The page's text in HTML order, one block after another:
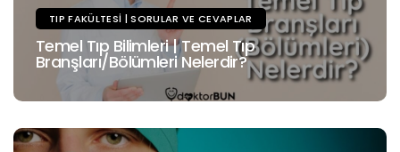
TIP FAKÜLTESI | SORULAR VE CEVAPLAR
Temel Tıp Bilimleri | Temel Tıp
Branşları/Bölümleri Nelerdir?